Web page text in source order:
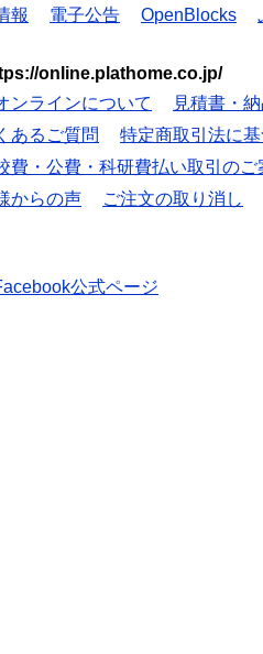
報 電子公告 OpenBlocks
online.plathome.co.jp/
ンラインについて
見積書・
あるご質問
特定商取引法に
費・公費・科研費払い取引のご
からの声 ご注文の取り消し
公式ページ